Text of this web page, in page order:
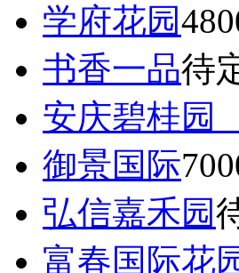
学府花园
书香一品待
安庆碧桂园
御景国际
弘信嘉禾园
富春国际花